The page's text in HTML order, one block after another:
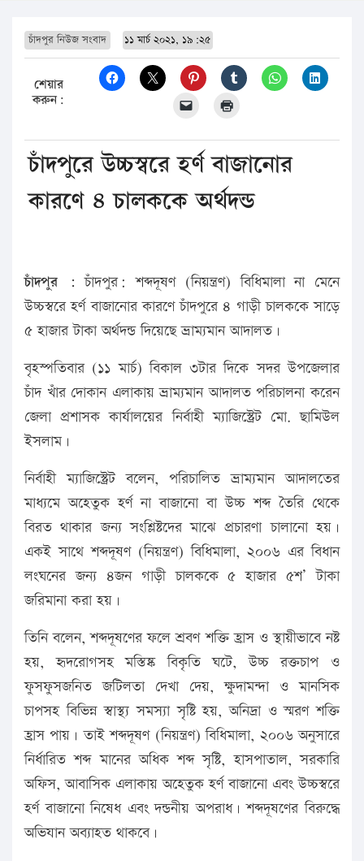
চাঁদপুর নিউজ সংবাদ ১১ মার্চ ২০২১, ১৯:২৫
শেয়ার
করুন:
চাঁদপুরে উচ্চস্বরে হর্ণ বাজানোর
কারণে ৪ চালককে অর্থদন্ড
চাঁদপুর : চাঁদপুর: শব্দদূষণ (নিয়ন্ত্রণ) বিধিমালা না মেনে
উচ্চস্বরে হর্ণ বাজানোর কারণে চাঁদপুরে ৪ গাড়ী চালককে সাড়ে
৫ হাজার টাকা অর্থদন্ড দিয়েছে ভ্রাম্যমান আদালত।
বৃহস্পতিবার (১১ মার্চ) বিকাল ৩টার দিকে সদর উপজেলার
চাঁদ খাঁর দোকান এলাকায় ভ্রাম্যমান আদালত পরিচালনা করেন
জেলা প্রশাসক কার্যালয়ের নির্বাহী ম্যাজিস্ট্রেট মো. ছামিউল
ইসলাম।
নির্বাহী ম্যাজিস্ট্রেট বলেন, পরিচালিত ভ্রাম্যমান আদালতের
মাধ্যমে অহেতুক হর্ণ না বাজানো বা উচ্চ শব্দ তৈরি থেকে
বিরত থাকার জন্য সংশ্লিষ্টদের মাঝে প্রচারণা চালানো হয়।
একই সাথে শব্দদূষণ (নিয়ন্ত্রণ) বিধিমালা, ২০০৬ এর বিধান
লংঘনের জন্য ৪জন গাড়ী চালককে ৫ হাজার ৫শ’ টাকা
জরিমানা করা হয়।
তিনি বলেন, শব্দদূষণের ফলে শ্রবণ শক্তি হ্রাস ও স্থায়ীভাবে নষ্ট
হয়, হৃদরোগসহ মস্তিষ্ক বিকৃতি ঘটে, উচ্চ রক্তচাপ ও
ফুসফুসজনিত জটিলতা দেখা দেয়, ক্ষুদামন্দা ও মানসিক
চাপসহ বিভিন্ন স্বাস্থ্য সমস্যা সৃষ্টি হয়, অনিদ্রা ও স্মরণ শক্তি
হ্রাস পায়। তাই শব্দদূষণ (নিয়ন্ত্রণ) বিধিমালা, ২০০৬ অনুসারে
নির্ধারিত শব্দ মানের অধিক শব্দ সৃষ্টি, হাসপাতাল, সরকারি
অফিস, আবাসিক এলাকায় অহেতুক হর্ণ বাজানো এবং উচ্চস্বরে
হর্ণ বাজানো নিষেধ এবং দন্ডনীয় অপরাধ। শব্দদূষণের বিরুদ্ধে
অভিযান অব্যাহত থাকবে।